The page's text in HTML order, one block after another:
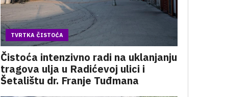
TVRTKA ČISTOĆA
Čistoća intenzivno radi na uklanjanju
tragova ulja u Radićevoj ulici i
Šetalištu dr. Franje Tuđmana